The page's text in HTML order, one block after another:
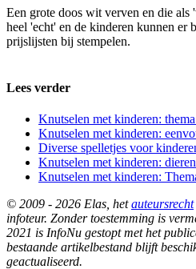
Een grote doos wit verven en die als
heel 'echt' en de kinderen kunnen er
prijslijsten bij stempelen.
Lees verder
Knutselen met kinderen:
Knutselen met kinderen:
Diverse spelletjes voor
Knutselen met kinderen: dieren
Knutselen met kinderen:
© 2009 - 2026 Elas, hetauteursrecht
infoteur. Zonder toestemming is
2021 is InfoNu gestopt met het
bestaande artikelbestand blijft
geactualiseerd.